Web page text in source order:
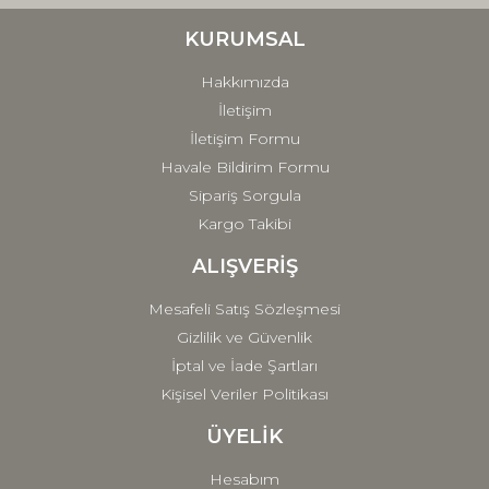
Ürün fiyatı diğer sitelerden daha pahalı.
Gönder
KURUMSAL
Hakkımızda
İletişim
İletişim Formu
Havale Bildirim Formu
Sipariş Sorgula
Kargo Takibi
ALIŞVERİŞ
Mesafeli Satış Sözleşmesi
Gizlilik ve Güvenlik
İptal ve İade Şartları
Kişisel Veriler Politikası
ÜYELİK
Hesabım